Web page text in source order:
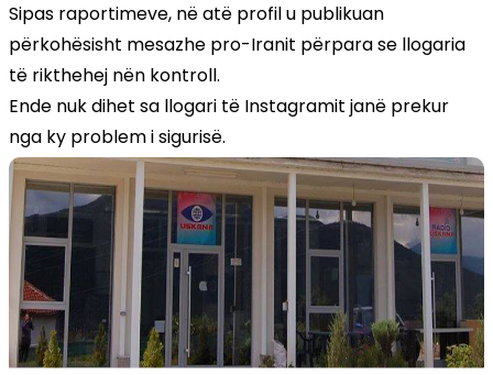
Sipas raportimeve, në atë profil u publikuan
përkohësisht mesazhe pro-Iranit përpara se llogaria
të rikthehej nën kontroll.
Ende nuk dihet sa llogari të Instagramit janë prekur
nga ky problem i sigurisë.